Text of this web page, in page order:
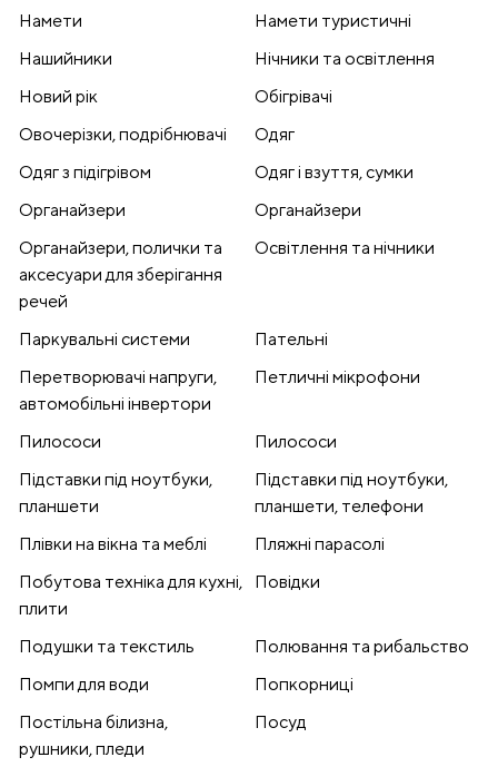
Намети
Намети туристичні
Нашийники
Нічники та освітлення
Новий рік
Обігрівачі
Овочерізки, подрібнювачі
Одяг
Одяг з підігрівом
Одяг і взуття, сумки
Органайзери
Органайзери
Органайзери, полички та
аксесуари для зберігання
речей
Освітлення та нічники
Паркувальні системи
Пательні
Перетворювачі напруги,
автомобільні інвертори
Петличні мікрофони
Пилососи
Пилососи
Підставки під ноутбуки,
планшети
Підставки під ноутбуки,
планшети, телефони
Плівки на вікна та меблі
Пляжні парасолі
Побутова техніка для кухні,
плити
Повідки
Подушки та текстиль
Полювання та рибальство
Помпи для води
Попкорниці
Постільна білизна,
рушники, пледи
Посуд